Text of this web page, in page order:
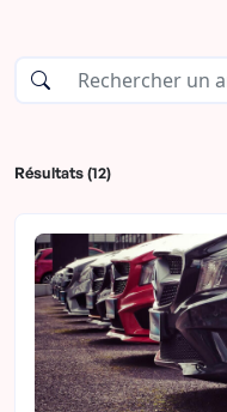
Résultats (12)